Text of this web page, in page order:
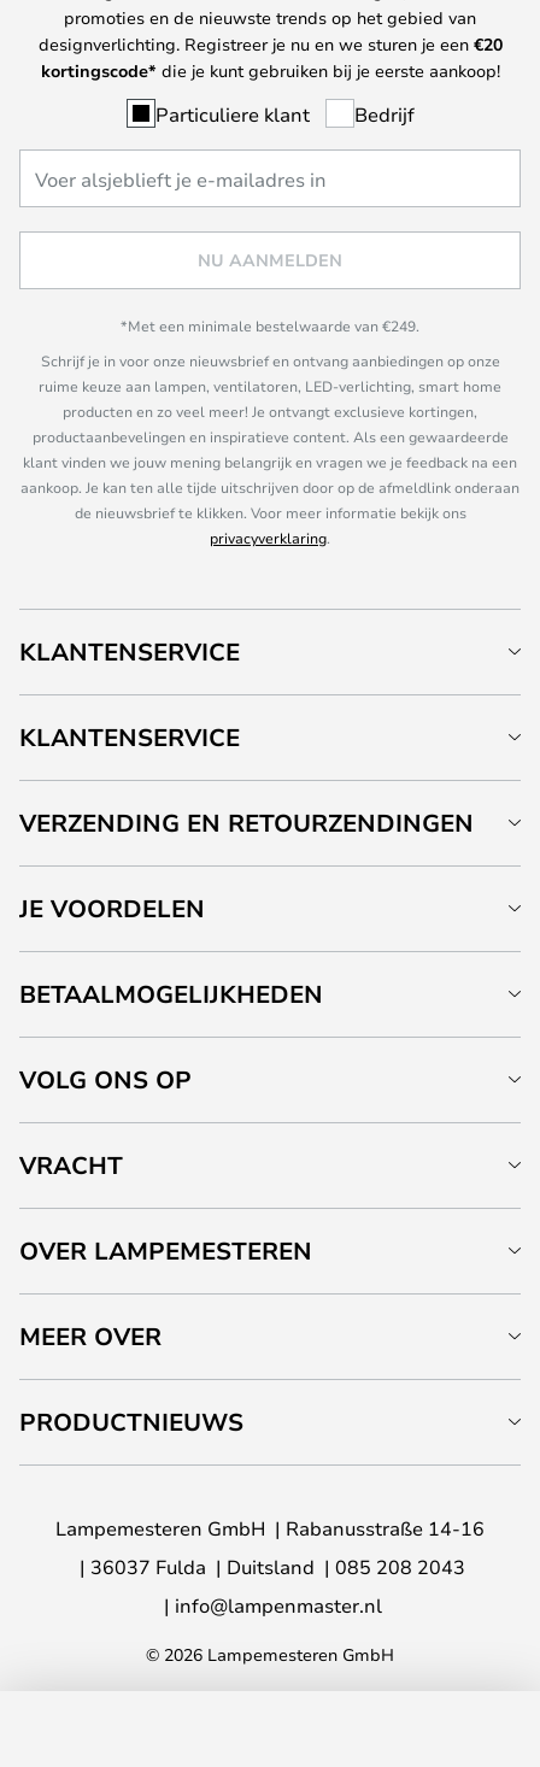
promoties en de nieuwste trends op het gebied van
designverlichting. Registreer je nu en we sturen je een €20
kortingscode* die je kunt gebruiken bij je eerste aankoop!
Particuliere klant Bedrijf
NU AANMELDEN
*Met een minimale bestelwaarde van €249.
Schrijf je in voor onze nieuwsbrief en ontvang aanbiedingen op onze
ruime keuze aan lampen, ventilatoren, LED-verlichting, smart home
producten en zo veel meer! Je ontvangt exclusieve kortingen,
productaanbevelingen en inspiratieve content. Als een gewaardeerde
klant vinden we jouw mening belangrijk en vragen we je feedback na een
aankoop. Je kan ten alle tijde uitschrijven door op de afmeldlink onderaan
de nieuwsbrief te klikken. Voor meer informatie bekijk ons
privacyverklaring.
KLANTENSERVICE
KLANTENSERVICE
VERZENDING EN RETOURZENDINGEN
JE VOORDELEN
BETAALMOGELIJKHEDEN
VOLG ONS OP
VRACHT
OVER LAMPEMESTEREN
MEER OVER
PRODUCTNIEUWS
Lampemesteren GmbH
Rabanusstraße 14-16
36037 Fulda
Duitsland
085 208 2043
info@lampenmaster.nl
© 2026 Lampemesteren GmbH